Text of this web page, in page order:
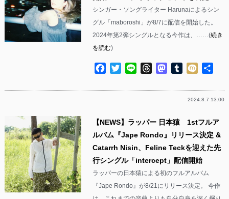
シンガー・ソングライター Harunaによるシン
グル「maboroshi」が8/7に配信を開始した。
2024年第2弾シングルとなる今作は、……(続き
を読む)
Facebook
TwitterLine ThreadsMastodon
Tumblr
Mixi
2024.8.7 13:00
【NEWS】ラッパー 日本猿 1stフルア
ルバム『Jape Rondo』リリース決定 &
Catarrh Nisin、Feline Teckを迎えた先
行シングル「intercept」配信開始
ラッパーの日本猿による初のフルアルバム
『Jape Rondo』が8/21にリリース決定。 今作